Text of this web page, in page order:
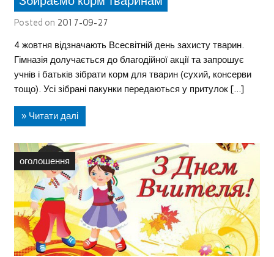
Posted on 2017-09-27
4 жовтня відзначають Всесвітній день захисту тварин.
Гімназія долучається до благодійної акції та запрошує
учнів і батьків зібрати корм для тварин (сухий, консерви
тощо). Усі зібрані пакунки передаються у притулок […]
» Читати далі
оголошення